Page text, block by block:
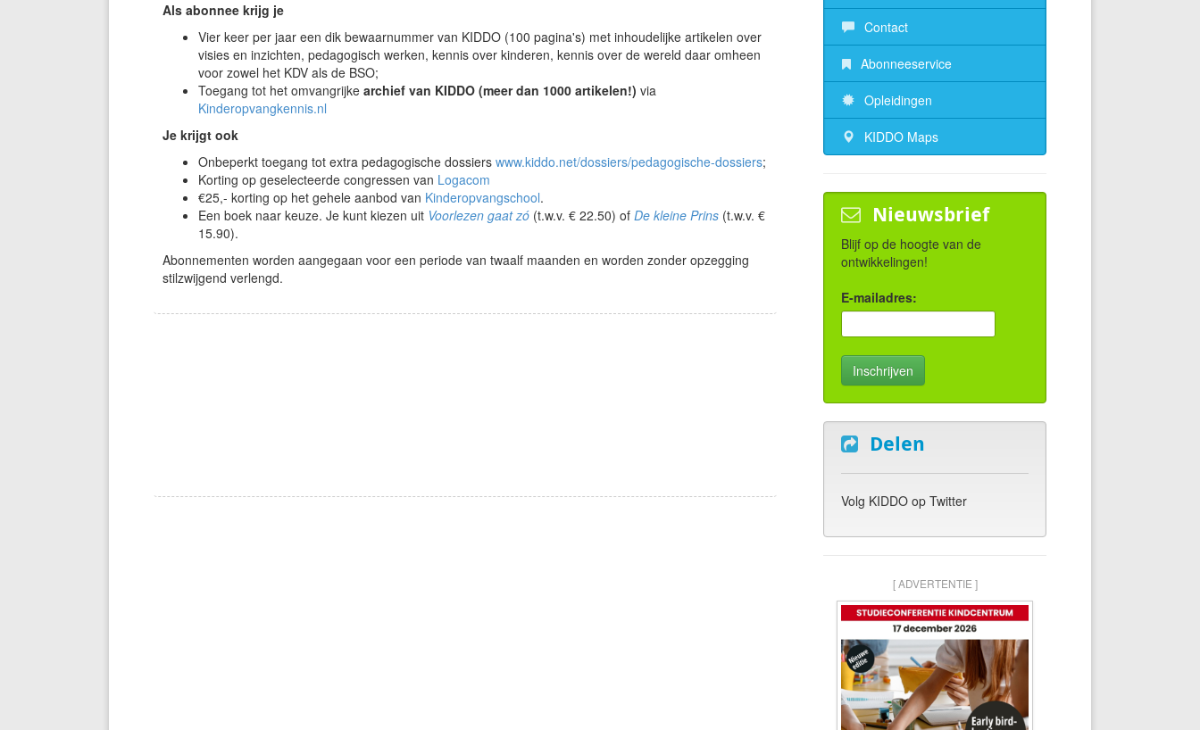
Als abonnee krijg je
Vier keer per jaar een dik bewaarnummer van KIDDO (100 pagina's) met inhoudelijke artikelen over
visies en inzichten, pedagogisch werken, kennis over kinderen, kennis over de wereld daar omheen
voor zowel het KDV als de BSO;
Toegang tot het omvangrijke archief van KIDDO (meer dan 1000 artikelen!) via
Kinderopvangkennis.nl
Je krijgt ook
Onbeperkt toegang tot extra pedagogische dossiers www.kiddo.net/dossiers/pedagogische-dossiers;
Korting op geselecteerde congressen van Logacom
€25,- korting op het gehele aanbod van Kinderopvangschool.
Een boek naar keuze. Je kunt kiezen uit Voorlezen gaat zó (t.w.v. € 22.50) of De kleine Prins (t.w.v. €
15.90).
Abonnementen worden aangegaan voor een periode van twaalf maanden en worden zonder opzegging
stilzwijgend verlengd.
Contact
Abonneeservice
Opleidingen
KIDDO Maps
Nieuwsbrief
Blijf op de hoogte van de
ontwikkelingen!
E-mailadres:
Delen
Volg KIDDO op Twitter
[ ADVERTENTIE ]